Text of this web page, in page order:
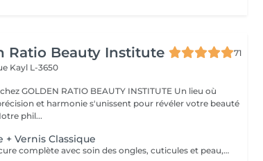
Ratio Beauty Institute
71
Kayl L-3650
RATIO BEAUTY INSTITUTE Un lieu où
et harmonie s'unissent pour révéler votre beauté
Notre phil...
+ Vernis Classique
Une manucure complète avec soin des ongles, cuticules et peau, suivie de l'application d'un vernis classique pour une finition élégante et colorée. Résultat : des ongles soignés, brillants et joliment colorés, parfaits pour toutes les occasions. Tenue : environ 5 à 7 jours selon votre activité. Vous pouvez apporter votre propre vernis ou choisir parmi notre sélection disponible à l'achat en institut pour 8€.